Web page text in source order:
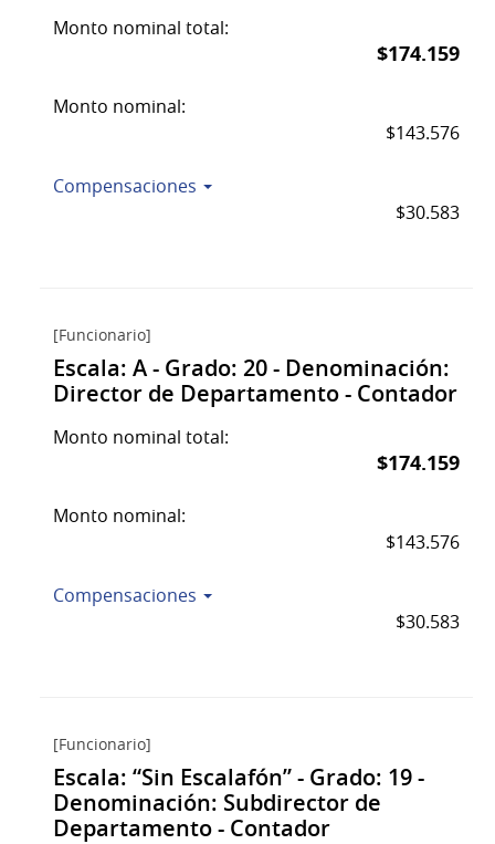
Monto nominal total:
$174.159
Monto nominal:
$143.576
Compensaciones
$30.583
[Funcionario]
Escala: A - Grado: 20 - Denominación:
Director de Departamento - Contador
Monto nominal total:
$174.159
Monto nominal:
$143.576
Compensaciones
$30.583
[Funcionario]
Escala: “Sin Escalafón” - Grado: 19 -
Denominación: Subdirector de
Departamento - Contador